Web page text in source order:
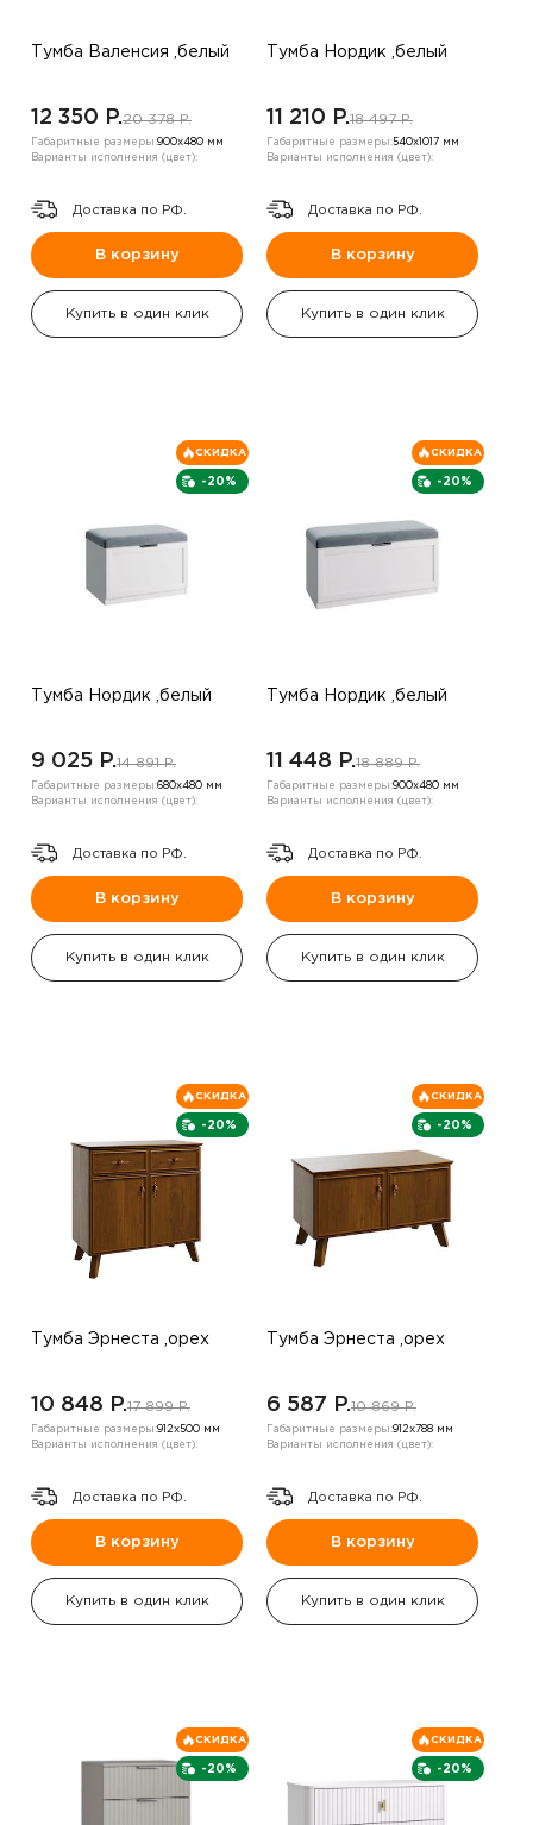
Тумба Валенсия ,белый
12 350 P.20 378 P.
Габаритные размеры:900х480 мм
Варианты исполнения (цвет):
Доставка по РФ.
В корзину
Купить в один клик
Тумба Нордик ,белый
11 210 P.18 497 P.
Габаритные размеры:540х1017 мм
Варианты исполнения (цвет):
Доставка по РФ.
В корзину
Купить в один клик
-20%
СКИДКА
Тумба Нордик ,белый
9 025 P.14 891 P.
Габаритные размеры:680х480 мм
Варианты исполнения (цвет):
Доставка по РФ.
В корзину
Купить в один клик
-20%
СКИДКА
Тумба Нордик ,белый
11 448 P.18 889 P.
Габаритные размеры:900х480 мм
Варианты исполнения (цвет):
Доставка по РФ.
В корзину
Купить в один клик
-20%
СКИДКА
Тумба Эрнеста ,орех
10 848 P.17 899 P.
Габаритные размеры:912х500 мм
Варианты исполнения (цвет):
Доставка по РФ.
В корзину
Купить в один клик
-20%
СКИДКА
Тумба Эрнеста ,орех
6 587 P.10 869 P.
Габаритные размеры:912х788 мм
Варианты исполнения (цвет):
Доставка по РФ.
В корзину
Купить в один клик
-20%
СКИДКА
-20%
СКИДКА